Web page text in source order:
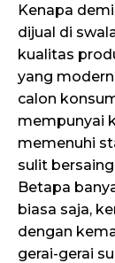
Kenapa
dijual di
kualitas
yang
calon
mempunyai
memenuhi
sulit
Betapa
biasa saja,
dengan
gerai-gerai